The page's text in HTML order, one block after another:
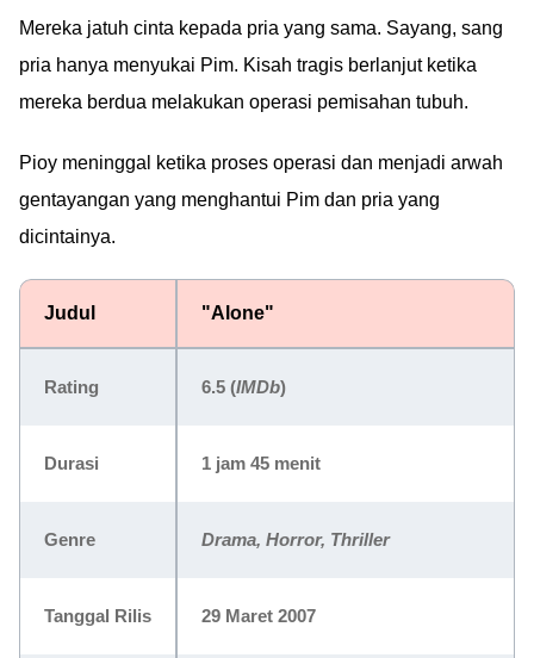
Mereka jatuh cinta kepada pria yang sama. Sayang, sang
pria hanya menyukai Pim. Kisah tragis berlanjut ketika
mereka berdua melakukan operasi pemisahan tubuh.
Pioy meninggal ketika proses operasi dan menjadi arwah
gentayangan yang menghantui Pim dan pria yang
dicintainya.
Judul "Alone"
Rating 6.5 (IMDb)
Durasi 1 jam 45 menit
Genre Drama, Horror, Thriller
Tanggal Rilis 29 Maret 2007